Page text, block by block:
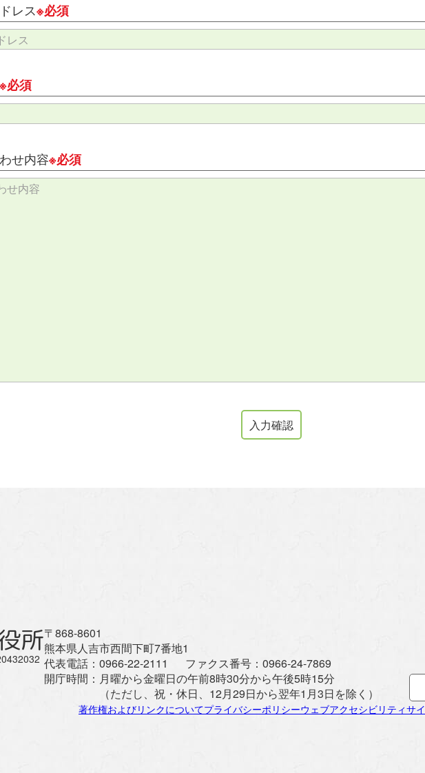
レス※必須
※必須
せ内容※必須
所〒868-8601
熊本県人吉市西間下町7番地1
代表電話： 0966-22-2111 ファクス番号： 0966-24-7869
開庁時間： 月曜から金曜日の午前8時30分から午後5時15分
（ただし、祝・休日、12月29日から翌年1月3日を除く）
著作権およびリンクについてプライバシーポリシーウェブアクセシビリティサ